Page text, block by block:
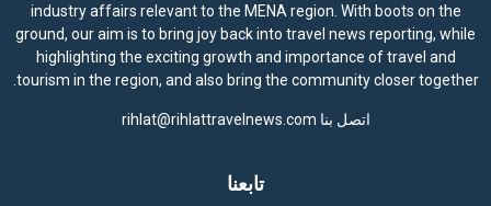
industry affairs relevant to the MENA region. With boots on the
ground, our aim is to bring joy back into travel news reporting, while
highlighting the exciting growth and importance of travel and
tourism in the region, and also bring the community closer together.
اتصل بنا rihlat@rihlattravelnews.com
تابعنا